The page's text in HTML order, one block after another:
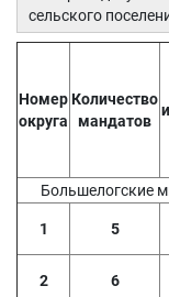
сельского
Номер
округа
Количество
мандатов
Большелогские
1 5
2 6